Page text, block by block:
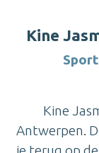
Kine
Kine
Antwerpen.